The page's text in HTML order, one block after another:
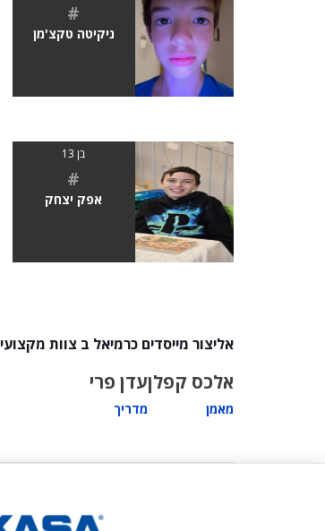
#
ניקיטה טקצ'מן
בן 13
#
אפק יצחק
אליצור מייסדים כרמיאל ב צוות מקצועי
אלכס קפלן
מאמן
עדן פרי
מדריך